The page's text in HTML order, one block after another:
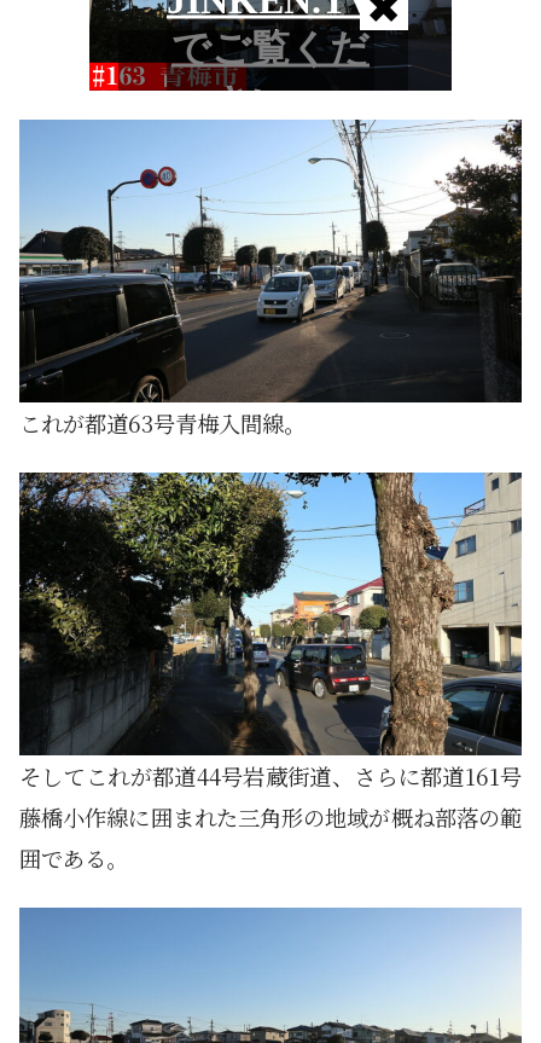
これが都道63号青梅入間線。
そしてこれが都道44号岩蔵街道、さらに都道161号
藤橋小作線に囲まれた三角形の地域が概ね部落の範
囲である。